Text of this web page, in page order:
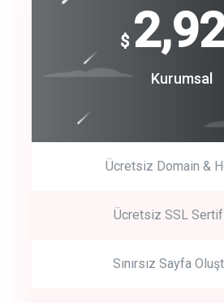
track energy costs
Get Started
Start by trying our service for 30 days free trial
$
Kurumsal
Ücretsiz Domain &
Ücretsiz SSL
Sınırsız Sayfa
$
240
Coroprate